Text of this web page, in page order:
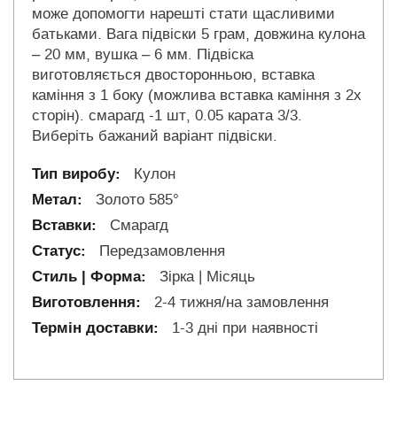
може допомогти нарешті стати щасливими
батьками. Вага підвіски 5 грам, довжина кулона
– 20 мм, вушка – 6 мм. Підвіска
виготовляється двосторонньою, вставка
каміння з 1 боку (можлива вставка каміння з 2х
сторін). смарагд -1 шт, 0.05 карата 3/3.
Виберіть бажаний варіант підвіски.
Кулон
Золото 585°
Смарагд
Передзамовлення
Зірка | Місяць
2-4 тижня/на замовлення
1-3 дні при наявності